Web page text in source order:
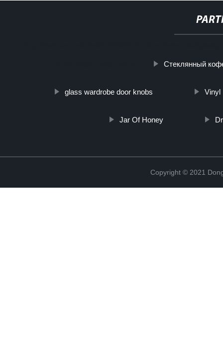
Стеклянный
glass wardrobe door knobs Vinyl
Jar Of Honey
Copyright © 2021